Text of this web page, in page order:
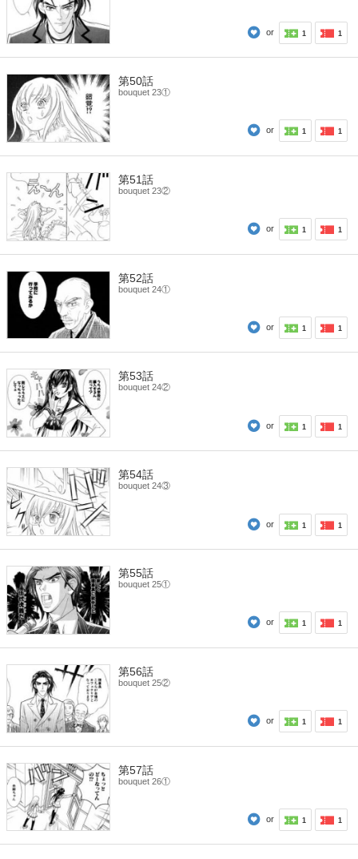
or 1 1
第50話
bouquet 23①
or 1 1
第51話
bouquet 23②
or 1 1
第52話
bouquet 24①
or 1 1
第53話
bouquet 24②
or 1 1
第54話
bouquet 24③
or 1 1
第55話
bouquet 25①
or 1 1
第56話
bouquet 25②
or 1 1
第57話
bouquet 26①
or 1 1